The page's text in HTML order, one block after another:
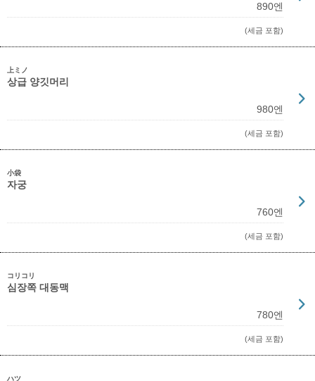
890엔
(세금 포함)
上ミノ
상급 양깃머리
980엔
(세금 포함)
小袋
자궁
760엔
(세금 포함)
コリコリ
심장쪽 대동맥
780엔
(세금 포함)
ハツ